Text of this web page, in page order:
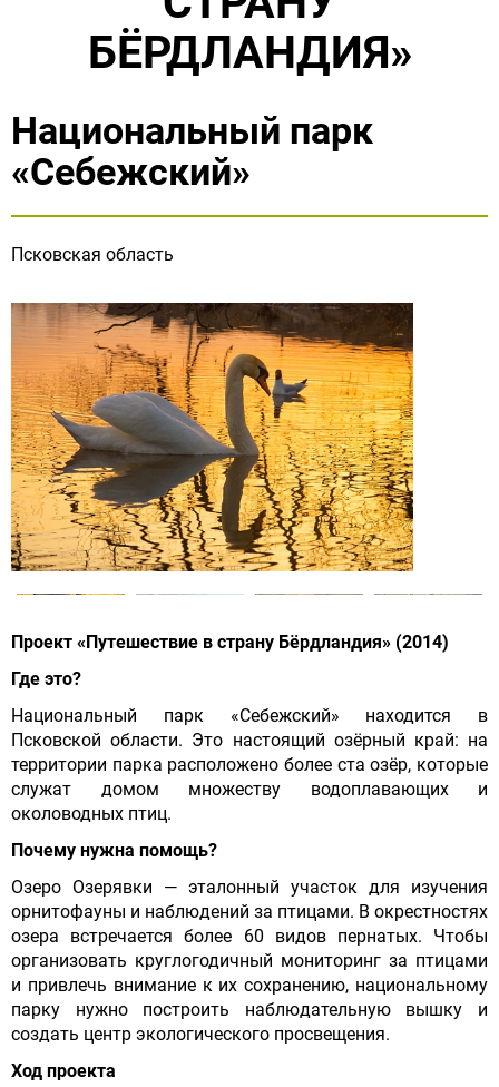
БЁРДЛАНДИЯ»
Национальный парк
«Себежский»
Псковская область
Проект «Путешествие в страну Бёрдландия» (2014)
Где это?
Национальный парк «Себежский» находится в
Псковской области. Это настоящий озёрный край: на
территории парка расположено более ста озёр, которые
служат домом множеству водоплавающих и
околоводных птиц.
Почему нужна помощь?
Озеро Озерявки — эталонный участок для изучения
орнитофауны и наблюдений за птицами. В окрестностях
озера встречается более 60 видов пернатых. Чтобы
организовать круглогодичный мониторинг за птицами
и привлечь внимание к их сохранению, национальному
парку нужно построить наблюдательную вышку и
создать центр экологического просвещения.
Ход проекта